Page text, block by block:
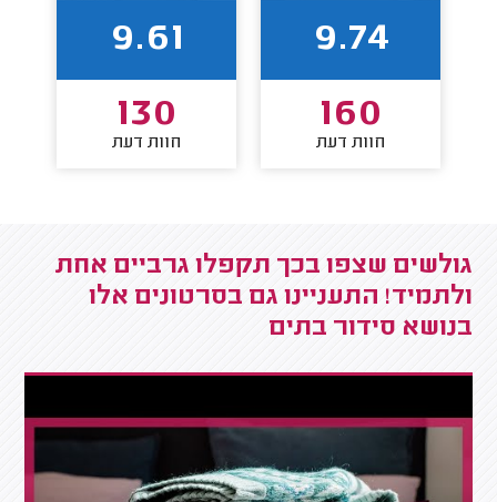
9.74
160
חוות דעת
9.61
130
חוות דעת
גולשים שצפו בכך תקפלו גרביים אחת
ולתמיד! התעניינו גם בסרטונים אלו
בנושא סידור בתים